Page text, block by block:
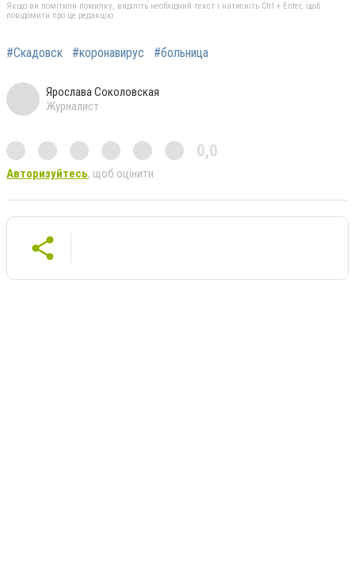
Якщо ви помітили помилку, виділіть необхідний текст і натисніть Ctrl + Enter, щоб
повідомити про це редакцію
#Скадовск #коронавирус #больница
Ярослава Соколовская
Журналист
0,0
Авторизуйтесь, щоб оцінити